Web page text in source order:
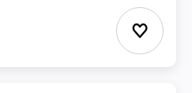
Ajouter